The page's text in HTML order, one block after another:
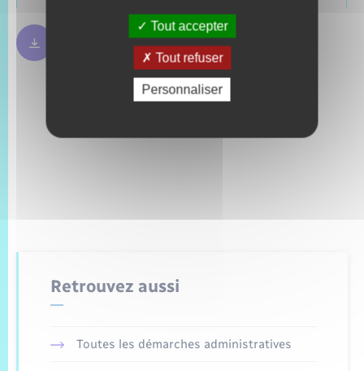
Règles bulletin de vote 250.09 Ko
Retrouvez aussi
Toutes les démarches administratives
Tout accepter
Tout refuser
Personnaliser